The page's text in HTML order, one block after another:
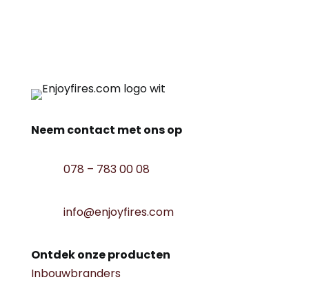
Neem contact met ons op
078 – 783 00 08
info@enjoyfires.com
Ontdek onze producten
Inbouwbranders